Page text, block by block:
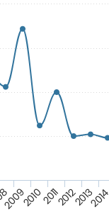
20092010201120122013